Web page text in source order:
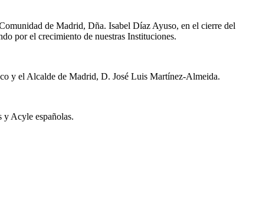
de Madrid, Dña. Isabel Díaz Ayuso, en el cierre del
por el crecimiento de nuestras Instituciones.
y el Alcalde de Madrid, D. José Luis Martínez-Almeida.
y Acyle españolas.